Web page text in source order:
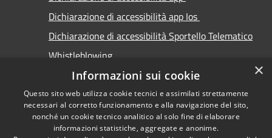
Dichiarazione di accessibilità app Ios
Dichiarazione di accessibilità Sportello Telematico
Whistleblowing
Copyright © 2026 • Comune di
×
Informazioni sui cookie
Questo sito web utilizza cookie tecnici e assimilati strettamente
necessari al corretto funzionamento e alla navigazione del sito,
nonché un cookie tecnico analitico al solo fine di elaborare
informazioni statistiche, aggregate e anonime.